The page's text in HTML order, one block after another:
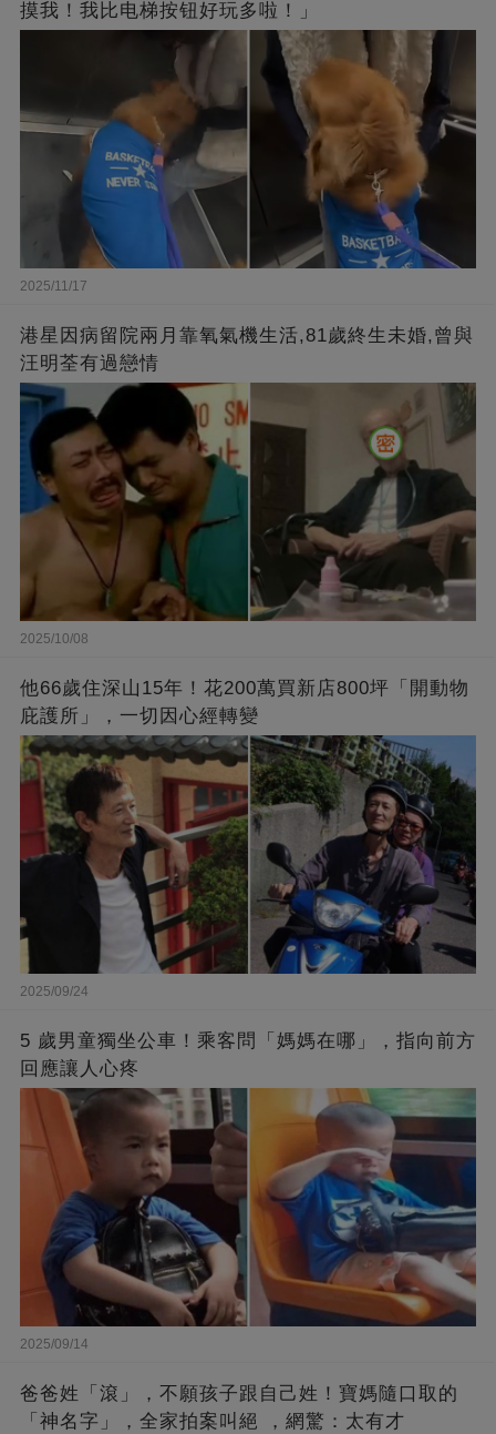
摸我！我比电梯按钮好玩多啦！」
2025/11/17
港星因病留院兩月靠氧氣機生活,81歲終生未婚,曾與
汪明荃有過戀情
2025/10/08
他66歲住深山15年！花200萬買新店800坪「開動物
庇護所」，一切因心經轉變
2025/09/24
5 歲男童獨坐公車！乘客問「媽媽在哪」，指向前方
回應讓人心疼
2025/09/14
爸爸姓「滾」，不願孩子跟自己姓！寶媽隨口取的
「神名字」，全家拍案叫絕 ，網驚：太有才